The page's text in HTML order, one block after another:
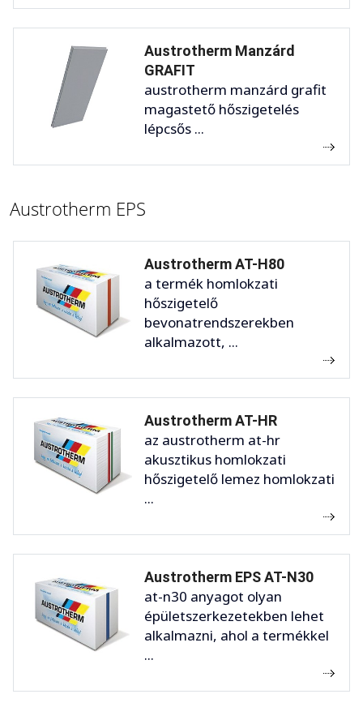
Austrotherm Manzárd
GRAFIT
austrotherm manzárd grafit
magastető hőszigetelés
lépcsős ...
Austrotherm EPS
Austrotherm AT-H80
a termék homlokzati
hőszigetelő
bevonatrendszerekben
alkalmazott, ...
Austrotherm AT-HR
az austrotherm at-hr
akusztikus homlokzati
hőszigetelő lemez homlokzati
...
Austrotherm EPS AT-N30
at-n30 anyagot olyan
épületszerkezetekben lehet
alkalmazni, ahol a termékkel
...